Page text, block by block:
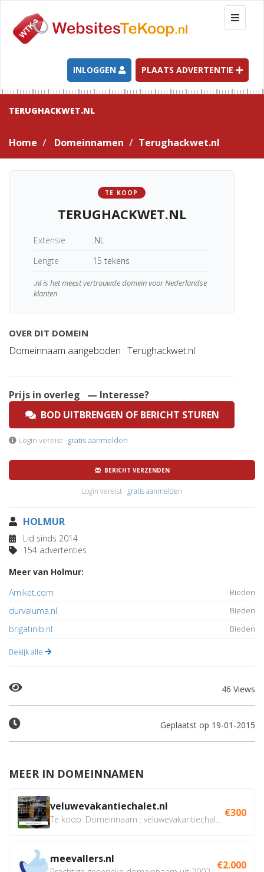
T
o
g
l
e
n
a
t
INLOGGEN PLAATS ADVERTENTIE
TERUGHACKWET.NL
Home Domeinnamen Terughackwet.nl
TE KOOP
TERUGHACKWET.NL
Extensie
.NL
Lengte
15 tekens
.nl is het meest vertrouwde domein voor Nederlandse
klanten
OVER DIT DOMEIN
Domeinnaam aangeboden : Terughackwet.nl
Prijs in overleg
— Interesse?
BOD UITBRENGEN OF BERICHT STUREN
Login vereist · gratis aanmelden
BERICHT VERZENDEN
Login vereist · gratis aanmelden
HOLMUR
Lid sinds 2014
154 advertenties
Meer van Holmur:
Amiket.com
Bieden
durvaluma.nl Bieden
brigatinib.nl Bieden
Bekijk alle
46 Views
Geplaatst op 19-01-2015
MEER IN DOMEINNAMEN
veluwevakantiechalet.nl €300
meevallers.nl €2.000